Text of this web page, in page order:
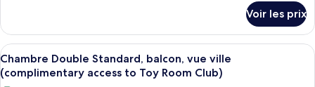
Standard,
balcon,
vue
piscine
le
type
de
chambre
Chambre
Voir les prix
Afficher
toutes
les
Une chambre d’hôtel moderne
5
Chambre Double Standard, balcon, vue ville
(complimentary access to Toy Room Club)